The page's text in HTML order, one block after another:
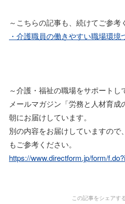
～こちらの記事も、続けてご参考
・介護職員の働きやすい職場環境
～介護・福祉の職場をサポートし
メールマガジン「労務と人材育
朝にお届けしています。
別の内容をお届けしていますので
もご参考ください。
https://www.directform.jp/form/
この記事をシェアす